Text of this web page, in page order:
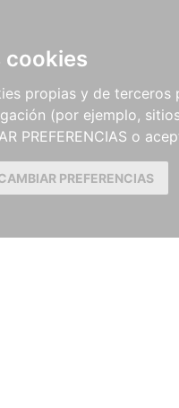
cookies
propias y de terceros
(por ejemplo,
PREFERENCIAS o
PREFERENCIAS